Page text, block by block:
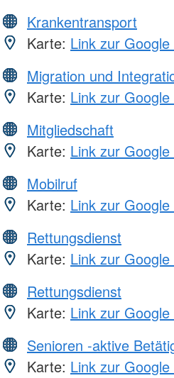
Krankentransport
Karte: Link zur
Migration und
Karte: Link zur
Mitgliedschaft
Karte: Link zur
Mobilruf
Karte: Link zur
Rettungsdienst
Karte: Link zur
Rettungsdienst
Karte: Link zur
Senioren -aktive
Karte: Link zur